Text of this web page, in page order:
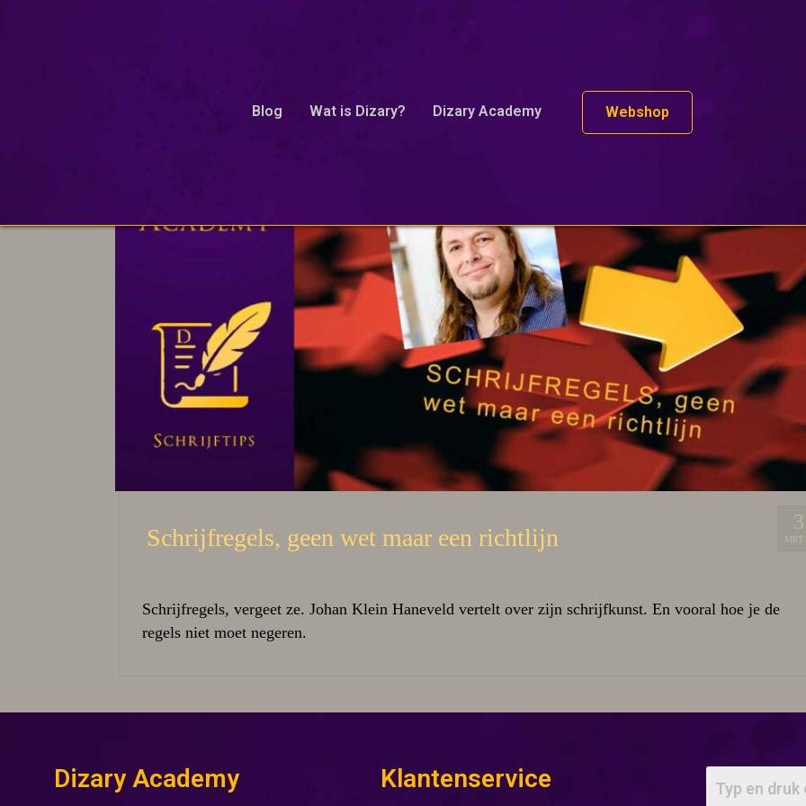
Blog Wat is Dizary? Dizary Academy Webshop
MRT
Schrijfregels, geen wet maar een richtlijn
Schrijfregels, vergeet ze. Johan Klein Haneveld vertelt over zijn schrijfkunst. En vooral hoe je de
regels niet moet negeren.
Dizary Academy Klantenservice